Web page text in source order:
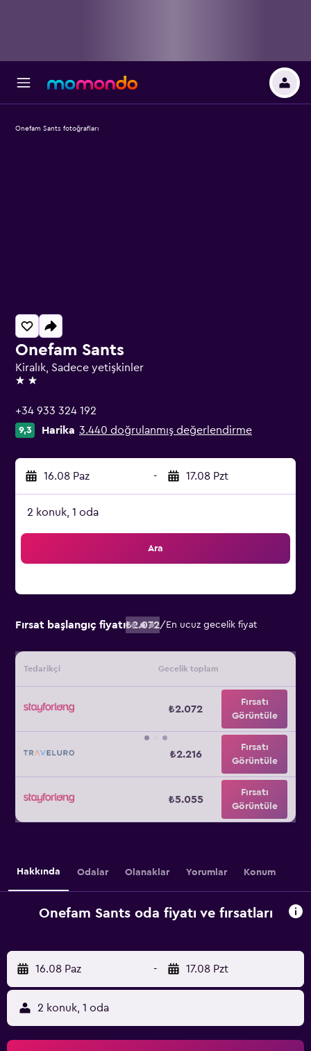
Onefam Sants
Kiralık, Sadece yetişkinler
2 yıldız
+34 933 324 192
9,3 Harika 3.440 doğrulanmış değerlendirme
16.08 Paz - 17.08 Pzt
2 konuk, 1 oda
Ara
Fırsat başlangıç fiyatı₺2.072/ En ucuz gecelik fiyat
Tedarikçi Gecelik toplam
₺2.072
Fırsatı
Görüntüle
₺2.216
Fırsatı
Görüntüle
₺5.055
Fırsatı
Görüntüle
Onefam Sants fotoğrafları
Hakkında Odalar Olanaklar Yorumlar Konum
Onefam Sants oda fiyatı ve fırsatları
16.08 Paz - 17.08 Pzt
2 konuk, 1 oda